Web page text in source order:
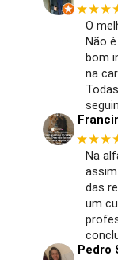
O
Não
bom
na
Na
das
um
Pedro